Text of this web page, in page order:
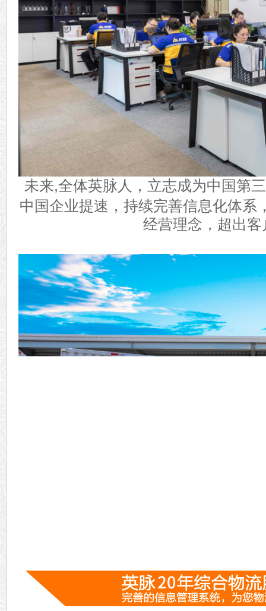
未来,全体英脉人，立志成为中国第
中国企业提速，持续完善信息化体系
经营理念，超出客